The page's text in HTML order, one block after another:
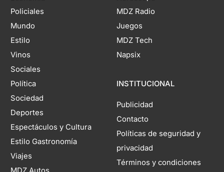
Policiales
Mundo
Estilo
Vinos
Sociales
Política
Sociedad
Deportes
Espectáculos y Cultura
Estilo Gastronomía
Viajes
MDZ Radio
Juegos
MDZ Tech
Napsix
INSTITUCIONAL
Publicidad
Contacto
Políticas de seguridad y
privacidad
Términos y condiciones